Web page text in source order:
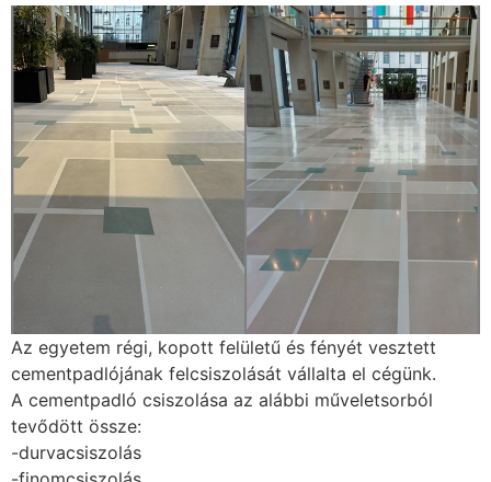
Az egyetem régi, kopott felületű és fényét vesztett
cementpadlójának felcsiszolását vállalta el cégünk.
A cementpadló csiszolása az alábbi műveletsorból
tevődött össze:
-durvacsiszolás